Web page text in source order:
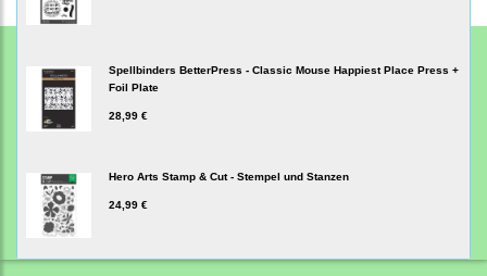
Spellbinders BetterPress - Classic Mouse Happiest Place Press +
Foil Plate
28,99 €
Hero Arts Stamp & Cut - Stempel und Stanzen
24,99 €